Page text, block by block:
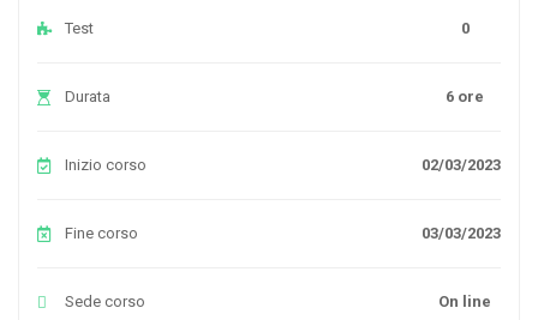
Test 0
Durata 6 ore
Inizio corso 02/03/2023
Fine corso 03/03/2023
Sede corso On line